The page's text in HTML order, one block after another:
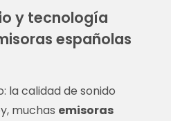
y tecnología
españolas
la calidad de sonido
muchas emisoras